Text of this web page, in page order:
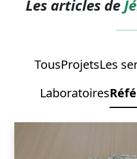
Les articles de
TousProjetsLes
Laboratoires